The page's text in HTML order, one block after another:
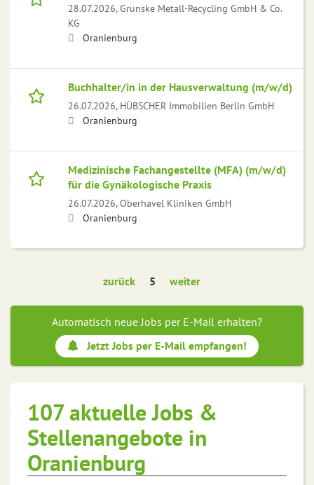
28.07.2026,Grunske Metall-Recycling GmbH & Co.
KG
Oranienburg
Buchhalter/in in der Hausverwaltung (m/w/d)
26.07.2026, HÜBSCHER Immobilien Berlin GmbH
Oranienburg
Medizinische Fachangestellte (MFA) (m/w/d)
für die Gynäkologische Praxis
26.07.2026,Oberhavel Kliniken GmbH
Oranienburg
zurück 5 weiter
Automatisch neue Jobs per E-Mail erhalten?
Jetzt Jobs per E-Mail empfangen!
107 aktuelle Jobs &
Stellenangebote in
Oranienburg